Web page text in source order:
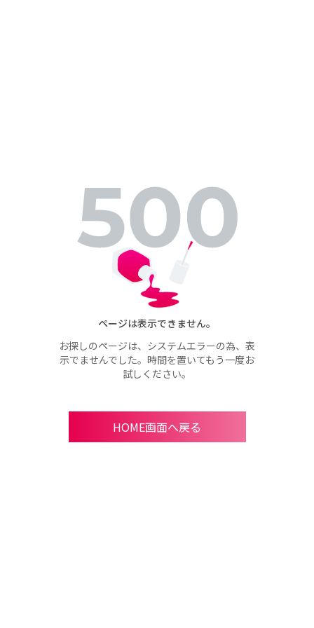
ページは表示できません。
お探しのページは、システムエラーの為、表
示でませんでした。時間を置いてもう一度お
試しください。
HOME画面へ戻る